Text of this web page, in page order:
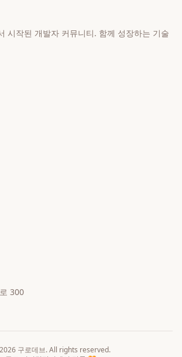
시작된 개발자 커뮤니티. 함께 성장하는 기술
300
2026 구로데브. All rights reserved.